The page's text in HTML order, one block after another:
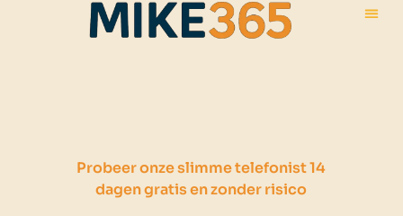
Probeer onze slimme telefonist 14
dagen gratis en zonder risico